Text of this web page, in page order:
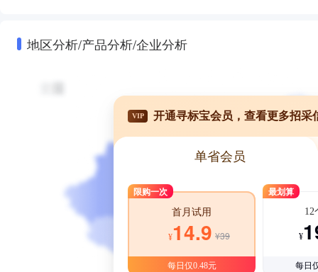
地区分析/产品分析/企业分析
VIP 开通寻标宝会员，查看更多招采
单省会员
限购一次
首月试用
¥14.9 ¥39
每日仅0.48元
最划算
12
¥
每日